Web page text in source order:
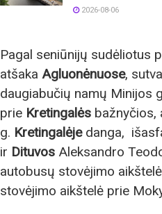
2026-08-06
Pagal seniūnijų sudėliotus
atšaka Agluonėnuose,
daugiabučių namų Minijos
prie Kretingalės bažnyčios,
g. Kretingalėjedanga,
ir Dituvos Aleksandro
autobusų stovėjimo
stovėjimo aikštelė prie